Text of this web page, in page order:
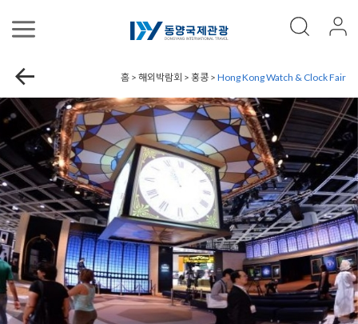
홈 > 해외박람회 > 홍콩 > Hong Kong Watch & Clock Fair